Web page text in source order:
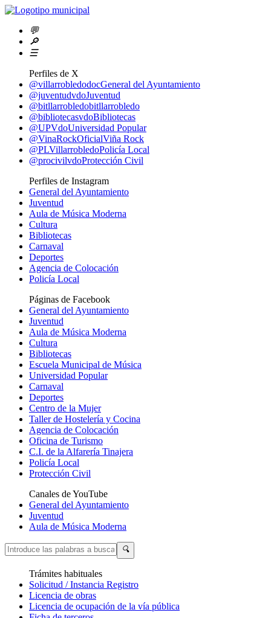
💬
🔎
☰
Perfiles de X
@villarrobledodocGeneral del Ayuntamiento
@juventudvdoJuventud
@bitllarrobledobitllarrobledo
@bibliotecasvdoBibliotecas
@UPVdoUniversidad Popular
@VinaRockOficialViña Rock
@PLVillarrobledoPolicía Local
@procivilvdoProtección Civil
Perfiles de Instagram
General del Ayuntamiento
Juventud
Aula de Música Moderna
Cultura
Bibliotecas
Carnaval
Deportes
Agencia de Colocación
Policía Local
Páginas de Facebook
General del Ayuntamiento
Juventud
Aula de Música Moderna
Cultura
Bibliotecas
Escuela Municipal de Música
Universidad Popular
Carnaval
Deportes
Centro de la Mujer
Taller de Hostelería y Cocina
Agencia de Colocación
Oficina de Turismo
C.I. de la Alfarería Tinajera
Policía Local
Protección Civil
Canales de YouTube
General del Ayuntamiento
Juventud
Aula de Música Moderna
🔍
Trámites habituales
Solicitud / Instancia Registro
Licencia de obras
Licencia de ocupación de la vía pública